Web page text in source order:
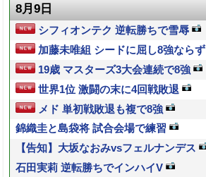
8月9日
シフィオンテク 逆転勝ちで雪辱
加藤未唯組 シードに屈し8強ならず
19歳 マスターズ3大会連続で8強
世界1位 激闘の末に4回戦敗退
メド 単初戦敗退も複で8強
錦織圭と島袋将 試合会場で練習
【告知】大坂なおみvsフェルナンデス
石田実莉 逆転勝ちでインハイV